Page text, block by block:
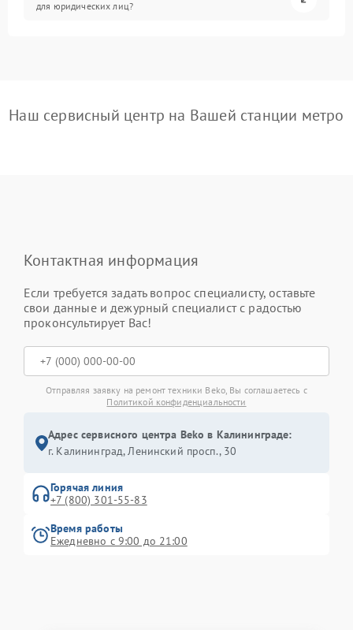
для юридических лиц?
Наш сервисный центр на Вашей станции метро
Контактная информация
Если требуется задать вопрос специалисту, оставьте
свои данные и дежурный специалист с радостью
проконсультирует Вас!
Отправляя заявку на ремонт техники Beko, Вы соглашаетесь с
Политикой конфиденциальности
Адрес сервисного центра Beko в Калининграде:
г. Калининград, Ленинский просп., 30
Горячая линия
+7 (800) 301-55-83
Время работы
Ежедневно с 9:00 до 21:00